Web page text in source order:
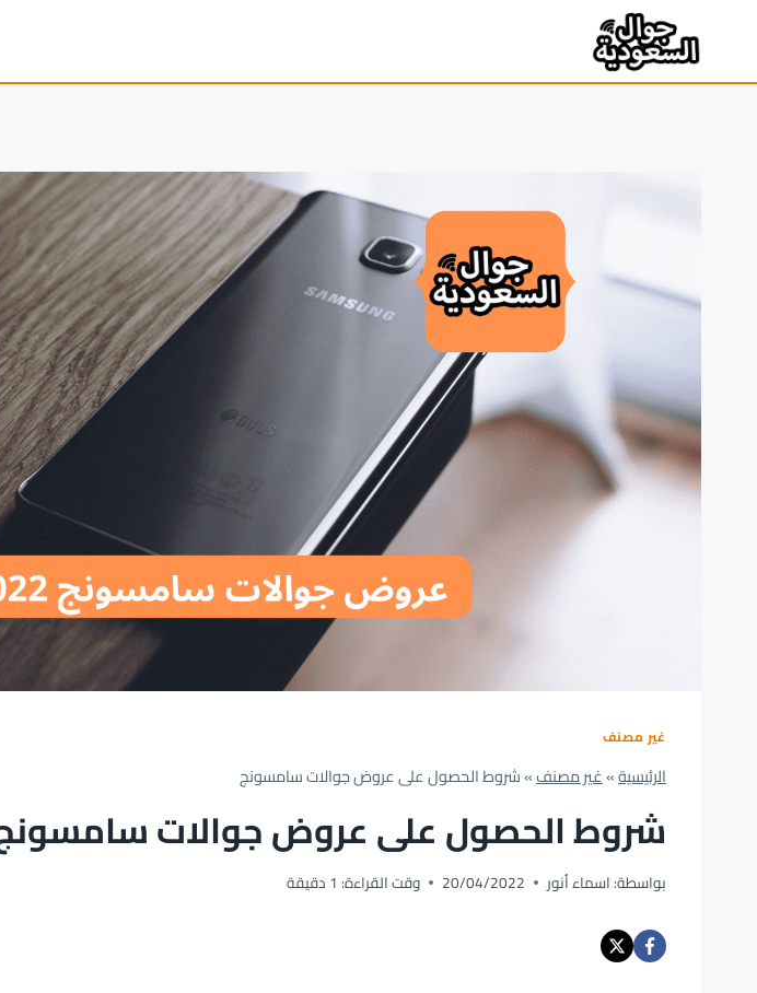
المحتوى
غير مصنف
الرئيسية»غير مصنف»شروط الحصول على عروض جوالات سامسونج
شروط الحصول على عروض جوالات
بواسطة:اسماء أنور 20/04/2022 وقت القراءة: 1دقيقة